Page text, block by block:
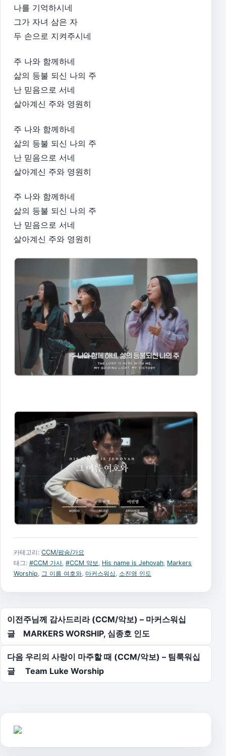
나를 기억하시네
그가 자녀 삼은 자
두 손으로 지켜주시네
주 나와 함께하네
삶의 등불 되신 나의 주
난 믿음으로 서네
살아계신 주와 영원히
주 나와 함께하네
삶의 등불 되신 나의 주
난 믿음으로 서네
살아계신 주와 영원히
주 나와 함께하네
삶의 등불 되신 나의 주
난 믿음으로 서네
살아계신 주와 영원히
카테고리: CCM/팝송/가요
태그: #CCM 가사, #CCM 악보, His name is Jehovah, Markers
Worship, 그 이름 여호와, 마커스워십, 소진영 인도
글 탐색
이전
글
주님께 감사드리라 (CCM/악보) – 마커스워십
MARKERS WORSHIP, 심종호 인도
다음
글
우리의 사랑이 마주할 때 (CCM/악보) – 팀룩워십
Team Luke Worship